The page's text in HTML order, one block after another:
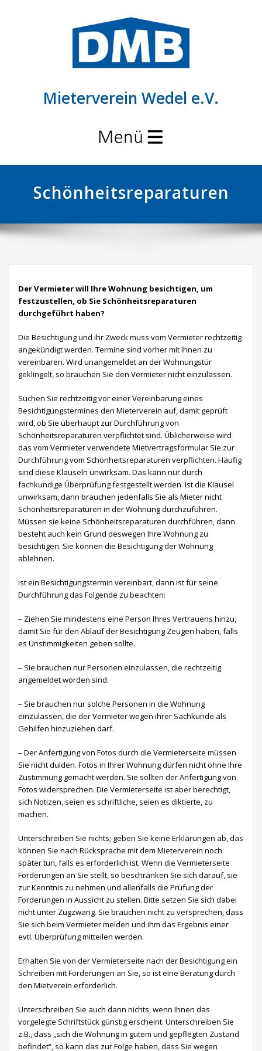
Mieterverein Wedel e.V.
Schalte
Schönheitsreparaturen
Der Vermieter will Ihre Wohnung besichtigen, um
festzustellen, ob Sie Schönheitsreparaturen
durchgeführt haben?
Die Besichtigung und ihr Zweck muss vom Vermieter rechtzeitig
angekündigt werden. Termine sind vorher mit Ihnen zu
vereinbaren. Wird unangemeldet an der Wohnungstür
geklingelt, so brauchen Sie den Vermieter nicht einzulassen.
Suchen Sie rechtzeitig vor einer Vereinbarung eines
Besichtigungstermines den Mieterverein auf, damit geprüft
wird, ob Sie überhaupt zur Durchführung von
Schönheitsreparaturen verpflichtet sind. Üblicherweise wird
das vom Vermieter verwendete Mietvertragsformular Sie zur
Durchführung vom Schönheitsreparaturen verpflichten. Häufig
sind diese Klauseln unwirksam. Das kann nur durch
fachkundige Überprüfung festgestellt werden. Ist die Klausel
unwirksam, dann brauchen jedenfalls Sie als Mieter nicht
Schönheitsreparaturen in der Wohnung durchzuführen.
Müssen sie keine Schönheitsreparaturen durchführen, dann
besteht auch kein Grund deswegen Ihre Wohnung zu
besichtigen. Sie können die Besichtigung der Wohnung
ablehnen.
Ist ein Besichtigungstermin vereinbart, dann ist für seine
Durchführung das Folgende zu beachten:
– Ziehen Sie mindestens eine Person Ihres Vertrauens hinzu,
damit Sie für den Ablauf der Besichtigung Zeugen haben, falls
es Unstimmigkeiten geben sollte.
– Sie brauchen nur Personen einzulassen, die rechtzeitig
angemeldet worden sind.
– Sie brauchen nur solche Personen in die Wohnung
einzulassen, die der Vermieter wegen ihrer Sachkunde als
Gehilfen hinzuziehen darf.
– Der Anfertigung von Fotos durch die Vermieterseite müssen
Sie nicht dulden. Fotos in Ihrer Wohnung dürfen nicht ohne Ihre
Zustimmung gemacht werden. Sie sollten der Anfertigung von
Fotos widersprechen. Die Vermieterseite ist aber berechtigt,
sich Notizen, seien es schriftliche, seien es diktierte, zu
machen.
Unterschreiben Sie nichts; geben Sie keine Erklärungen ab, das
können Sie nach Rücksprache mit dem Mieterverein noch
später tun, falls es erforderlich ist. Wenn die Vermieterseite
Forderungen an Sie stellt, so beschränken Sie sich darauf, sie
zur Kenntnis zu nehmen und allenfalls die Prüfung der
Forderungen in Aussicht zu stellen. Bitte setzen Sie sich dabei
nicht unter Zugzwang. Sie brauchen nicht zu versprechen, dass
Sie sich beim Vermieter melden und ihm das Ergebnis einer
evtl. Überprüfung mitteilen werden.
Erhalten Sie von der Vermieterseite nach der Besichtigung ein
Schreiben mit Forderungen an Sie, so ist eine Beratung durch
den Mietverein erforderlich.
Unterschreiben Sie auch dann nichts, wenn Ihnen das
vorgelegte Schriftstück günstig erscheint. Unterschreiben Sie
z.B., dass „sich die Wohnung in gutem und gepflegten Zustand
befindet“, so kann das zur Folge haben, dass Sie wegen